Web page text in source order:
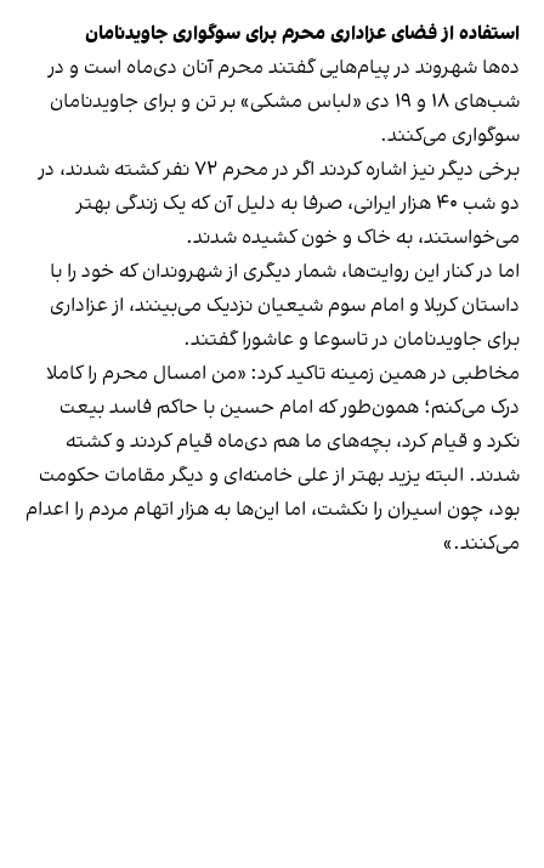
استفاده از فضای عزاداری محرم برای سوگواری جاویدنامان
ده‌ها شهروند در پیام‌هایی گفتند محرم آنان دی‌ماه است و در
شب‌های ۱۸ و ۱۹ دی «لباس مشکی» بر تن و برای جاویدنامان
سوگواری می‌کنند.
برخی دیگر نیز اشاره کردند اگر در محرم ۷۲ نفر کشته شدند، در
دو شب ۴۰ هزار ایرانی، صرفا به دلیل آن که یک زندگی بهتر
می‌خواستند، به خاک و خون کشیده شدند.
اما در کنار این روایت‌ها، شمار دیگری از شهروندان که خود را با
داستان کربلا و امام سوم شیعیان نزدیک می‌بینند، از عزاداری
برای جاویدنامان در تاسوعا و عاشورا گفتند.
مخاطبی در همین زمینه تاکید کرد: «من امسال محرم را کاملا
درک می‌کنم؛ همون‌طور که امام حسین با حاکم فاسد بیعت
نکرد و قیام کرد، بچه‌های ما هم دی‌ماه قیام کردند و کشته
شدند. البته یزید بهتر از علی خامنه‌ای و دیگر مقامات حکومت
بود، چون اسیران را نکشت، اما این‌ها به هزار اتهام مردم را اعدام
می‌کنند.»